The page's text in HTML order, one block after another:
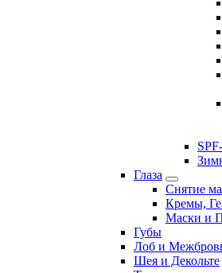
Глаза
Снятие
Кремы,
Маски и
Губы
Лоб и
Шея и Декольте